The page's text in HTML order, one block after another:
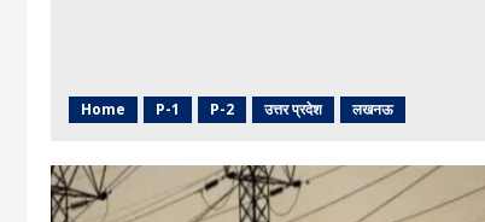
Home P-1 P-2 उत्तर प्रदेश लखनऊ